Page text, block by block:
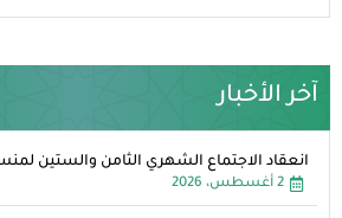
آخر الأخبار
انعقاد الاجتماع الشهري الثامن والستين
2 أغسطس، 2026